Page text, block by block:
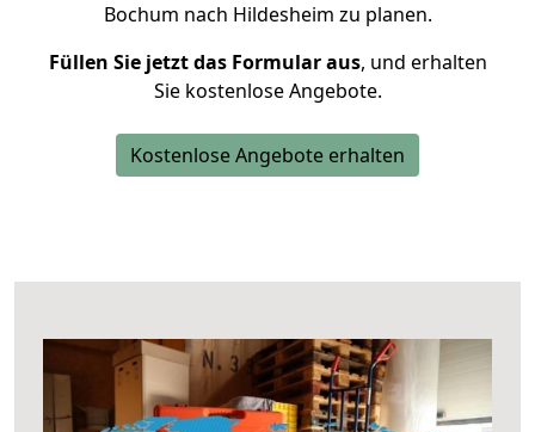
Bochum nach Hildesheim zu planen.
Füllen Sie jetzt das Formular aus, und erhalten
Sie kostenlose Angebote.
Kostenlose Angebote erhalten